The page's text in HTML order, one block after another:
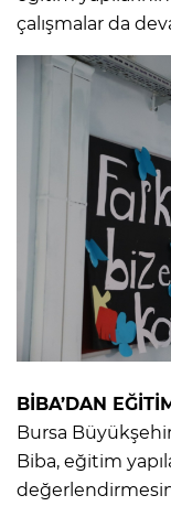
çalışmalar da
BİBA’DAN
Bursa
Biba, eğitim